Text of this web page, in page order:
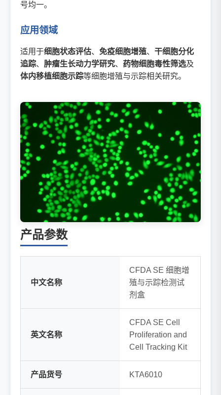
号均一。
应用领域
适用于细胞状态评估、 免疫细胞增殖、 干细胞分化
追踪、 肿瘤生长动力学研究、 药物细胞毒性筛选及
体内移植细胞示踪等细胞增殖与示踪相关研究。
产品参数
中文名称
CFDA SE 细胞增
殖与示踪检测试
剂盒
英文名称
CFDA SE Cell
Proliferation and
Cell Tracking Kit
产品货号 KTA6010